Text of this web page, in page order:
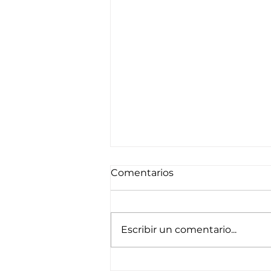
Comentarios
Escribir un comentario...